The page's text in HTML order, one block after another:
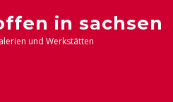
in sachsen
und Werkstätten